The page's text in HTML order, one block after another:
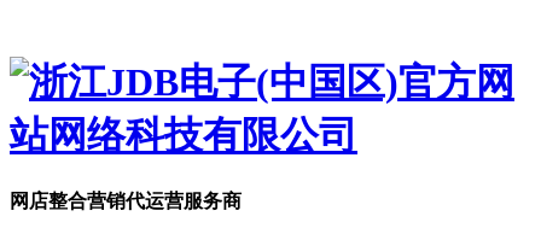
网店整合营销代运营服务商